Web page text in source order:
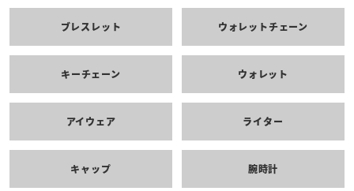
ブレスレット ウォレットチェーン
キーチェーン ウォレット
アイウェア ライター
キャップ 腕時計